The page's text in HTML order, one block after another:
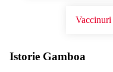
Vaccinuri
Istorie Gamboa